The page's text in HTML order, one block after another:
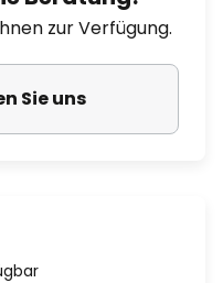
zur Verfügung.
Sie uns